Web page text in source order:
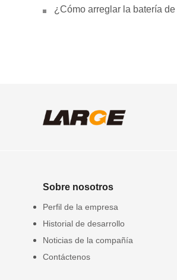
¿Cómo arreglar la batería
Sobre nosotros
Perfil de la empresa
Historial de desarrollo
Noticias de la compañía
Contáctenos